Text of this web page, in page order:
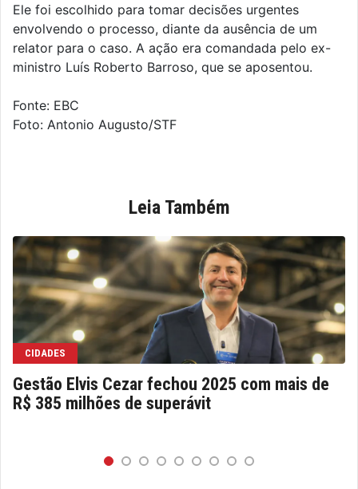
Ele foi escolhido para tomar decisões urgentes
envolvendo o processo, diante da ausência de um
relator para o caso. A ação era comandada pelo ex-
ministro Luís Roberto Barroso, que se aposentou.
Fonte: EBC
Foto: Antonio Augusto/STF
Leia Também
CIDADES
Gestão Elvis Cezar fechou 2025 com mais de
R$ 385 milhões de superávit